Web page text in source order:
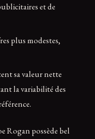
et de
plus modestes,
sa valeur nette
la variabilité des
Rogan possède bel